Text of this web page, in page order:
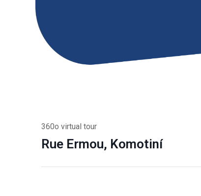
360o virtual tour
Rue Ermou, Komotiní